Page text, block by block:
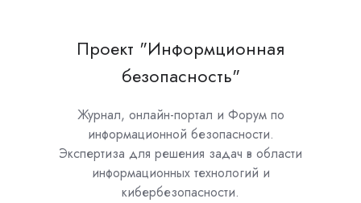
Проект "Информционная
безопасность"
Журнал, онлайн-портал и Форум по
информационной безопасности.
Экспертиза для решения задач в области
информационных технологий и
кибербезопасности.